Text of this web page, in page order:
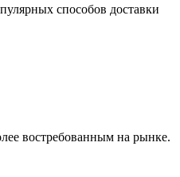
способов доставки
востребованным на рынке.